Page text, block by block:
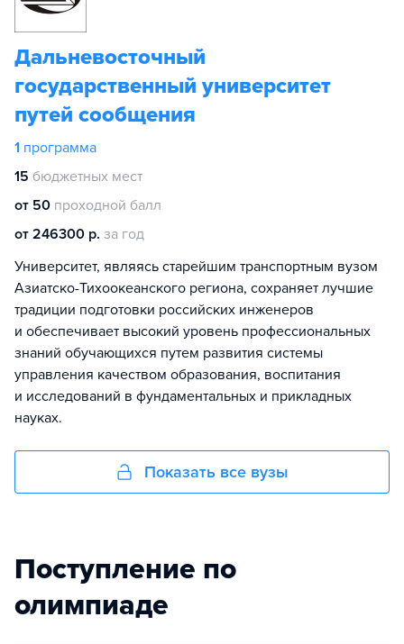
Дальневосточный
государственный университет
путей сообщения
1 программа
15 бюджетных мест
от 50 проходной балл
от 246300 р. за год
Университет, являясь старейшим транспортным вузом
Азиатско-Тихоокеанского региона, сохраняет лучшие
традиции подготовки российских инженеров
и обеспечивает высокий уровень профессиональных
знаний обучающихся путем развития системы
управления качеством образования, воспитания
и исследований в фундаментальных и прикладных
науках.
Показать все вузы
Поступление по
олимпиаде